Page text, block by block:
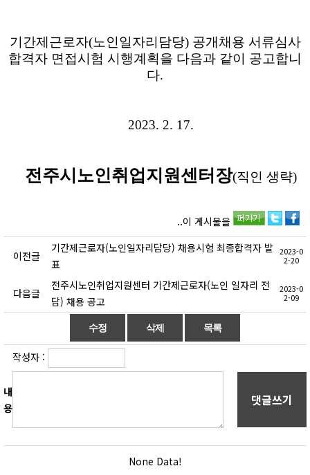
기간제근로자(노인일자리담당) 공개채용 서류심사
합격자 면접시험 시행계획을 다음과 같이 공고합니
다.
2023. 2. 17.
전주시노인취업지원센터장(직인 생략)
..이 게시물을
이전글
기간제근로자(노인일자리담당) 채용시험 최종합격자 발
표
2023-0
2-20
다음글
전주시노인취업지원센터 기간제근로자(노인 일자리 전
담) 채용 공고
2023-0
2-09
작성자 :
내
용
댓글쓰기
None Data!